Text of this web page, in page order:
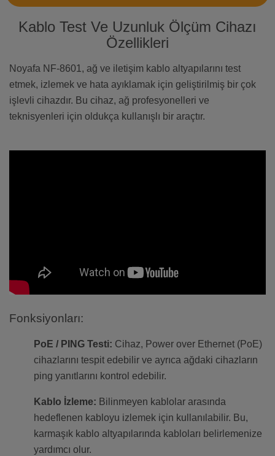
Kablo Test Ve Uzunluk Ölçüm Cihazı
Özellikleri
Noyafa NF-8601, ağ ve iletişim kablo altyapılarını test
etmek, izlemek ve hata ayıklamak için geliştirilmiş bir çok
işlevli cihazdır. Bu cihaz, ağ profesyonelleri ve
teknisyenleri için oldukça kullanışlı bir araçtır.
Fonksiyonları:
PoE / PING Testi: Cihaz, Power over Ethernet (PoE)
cihazlarını tespit edebilir ve ayrıca ağdaki cihazların
ping yanıtlarını kontrol edebilir.
Kablo İzleme: Bilinmeyen kablolar arasında
hedeflenen kabloyu izlemek için kullanılabilir. Bu,
karmaşık kablo altyapılarında kabloları belirlemenize
yardımcı olur.